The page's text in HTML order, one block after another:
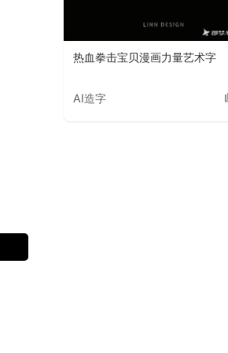
热血拳击宝贝漫画力量艺术字
AI造字